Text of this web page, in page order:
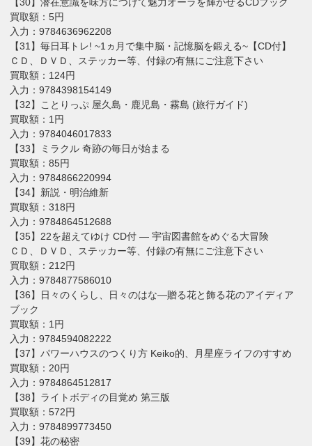
買取額：5円
入力：9784636962208
【31】毎日耳トレ! ~1ヵ月で集中脳・記憶脳を鍛える~【CD付】
ＣＤ、ＤＶＤ、ステッカー等、付録の有無にご注意下さい
買取額：124円
入力：9784398154149
【32】ことりっぷ 屋久島・鹿児島・霧島 (旅行ガイド)
買取額：1円
入力：9784046017833
【33】ミラクル 奇跡の毎日が始まる
買取額：85円
入力：9784866220994
【34】新説・明治維新
買取額：318円
入力：9784864512688
【35】22を超えてゆけ CD付 ― 宇宙図書館をめぐる大冒険
ＣＤ、ＤＶＤ、ステッカー等、付録の有無にご注意下さい
買取額：212円
入力：9784877586010
【36】日々のくらし、日々のはな―贈る花と飾る花のアイディア
ブック
買取額：1円
入力：9784594082222
【37】パワーハウスのつくり方 Keiko的、月星座ライフのすすめ
買取額：20円
入力：9784864512817
【38】ライトボディの目覚め 第三版
買取額：572円
入力：9784899773450
【39】花の秘密